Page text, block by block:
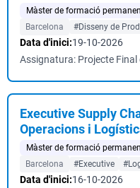
Màster de formació
Barcelona
#Disseny de
Data d'inici:19-10-2026
Assignatura: Projecte Final
Executive Supply
Operacions i
Màster de formació
Barcelona
#Executive
Data d'inici:16-10-2026